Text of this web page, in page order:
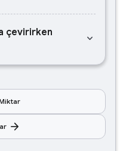
çevirirken
keyboard_arrow_down
arrow_forward